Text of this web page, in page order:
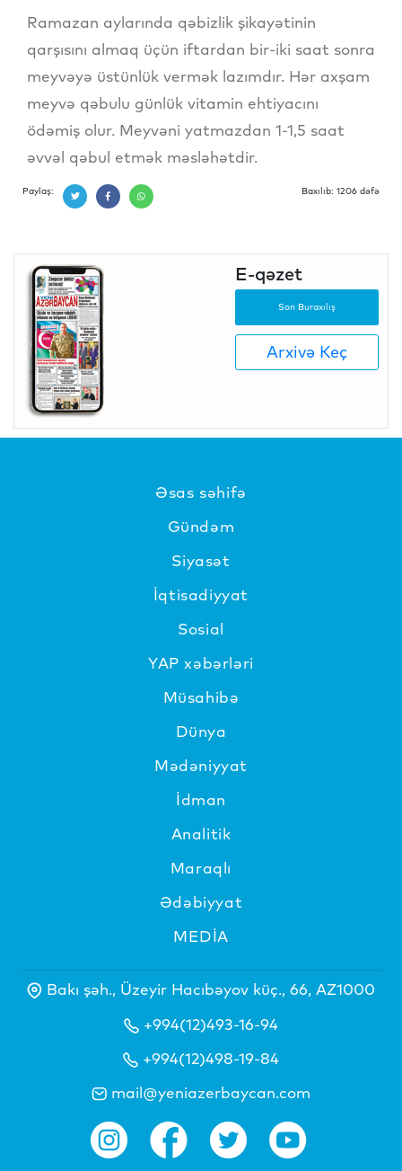
Ramazan aylarında qəbizlik şikayətinin
qarşısını almaq üçün iftardan bir-iki saat sonra
meyvəyə üstünlük vermək lazımdır. Hər axşam
meyvə qəbulu günlük vitamin ehtiyacını
ödəmiş olur. Meyvəni yatmazdan 1-1,5 saat
əvvəl qəbul etmək məsləhətdir.
Paylaş: Baxılıb: 1206 dəfə
E-qəzet
Son Buraxılış
Arxivə Keç
Əsas səhifə
Gündəm
Siyasət
İqtisadiyyat
Sosial
YAP xəbərləri
Müsahibə
Dünya
Mədəniyyat
İdman
Analitik
Maraqlı
Ədəbiyyat
MEDİA
Bakı şəh., Üzeyir Hacıbəyov küç., 66, AZ1000
+994(12)493-16-94
+994(12)498-19-84
mail@yeniazerbaycan.com